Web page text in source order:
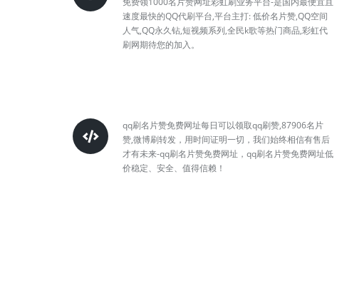
速度最快的QQ代刷平台,平台主打: 低价名片赞,QQ空间
人气,QQ永久钻,短视频系列,全民k歌等热门商品,彩虹代
刷网期待您的加入。
qq刷名片赞免费网址每日可以领取qq刷赞,87906名片
赞,微博刷转发，用时间证明一切，我们始终相信有售后
才有未来-qq刷名片赞免费网址，qq刷名片赞免费网址低
价稳定、安全、值得信赖！